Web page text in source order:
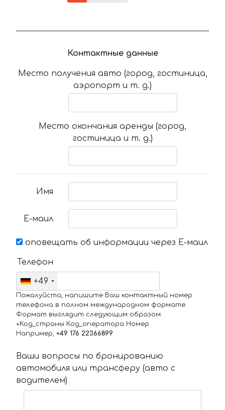
Контактные данные
Место получения авто (город, гостиница,
аэропорт и т. д.)
Место окончания аренды (город,
гостиница и т. д.)
Имя
Е-маил
оповещать об информации через Е-маил
Телефон
+49
Пожалуйста, напишите Ваш контактный номер
телефона в полном международном формате.
Формат выглядит следующим образом:
+Код_страны Код_оператора Номер
Например, +49 176 22366899
Ваши вопросы по бронированию
автомобиля или трансферу (авто с
водителем)